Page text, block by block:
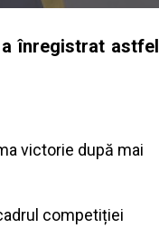
înregistrat astfel
victorie după mai
competiției